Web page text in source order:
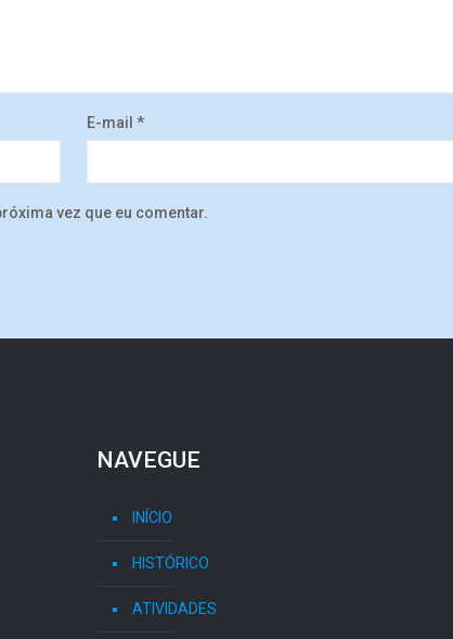
E-mail*
vez que eu comentar.
NAVEGUE
INÍCIO
HISTÓRICO
ATIVIDADES